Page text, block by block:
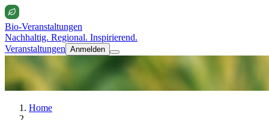
Bio-Veranstaltungen
Nachhaltig. Regional. Inspirierend.
Veranstaltungen Anmelden
Home